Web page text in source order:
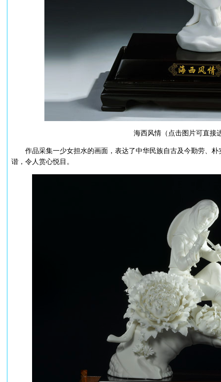
海西风情（点击图片可直接
作品采集一少女担水的画面，表达了中华民族自古及今勤劳、朴
谐，令人赏心悦目。